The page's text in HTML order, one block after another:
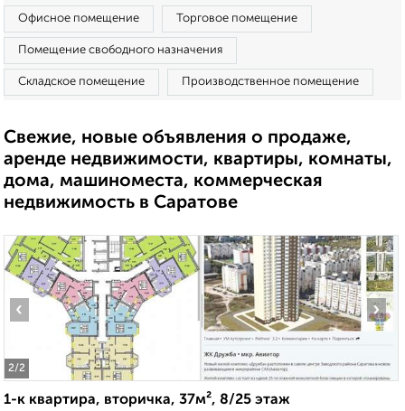
Офисное помещение Торговое помещение
Помещение свободного назначения
Складское помещение Производственное помещение
Свежие, новые объявления о продаже,
аренде недвижимости, квартиры, комнаты,
дома, машиноместа, коммерческая
недвижимость в Саратове
2/2
‹ ›
1-к квартира, вторичка, 37м², 8/25 этаж